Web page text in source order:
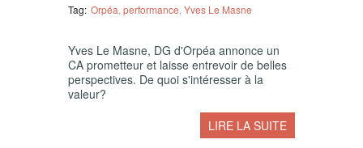
Tag: Orpéa performance Yves Le Masne
Yves Le Masne, DG d'Orpéa annonce un
CA prometteur et laisse entrevoir de belles
perspectives. De quoi s'intéresser à la
valeur?
LIRE LA SUITE